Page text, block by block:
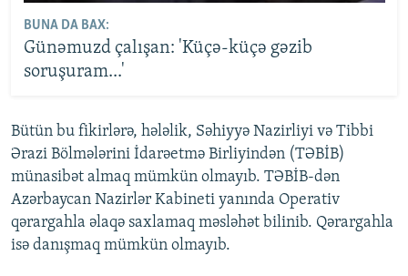
BUNA DA BAX:
Günəmuzd çalışan: 'Küçə-küçə gəzib
soruşuram...'
Bütün bu fikirlərə, hələlik, Səhiyyə Nazirliyi və Tibbi
Ərazi Bölmələrini İdarəetmə Birliyindən (TƏBİB)
münasibət almaq mümkün olmayıb. TƏBİB-dən
Azərbaycan Nazirlər Kabineti yanında Operativ
qərargahla əlaqə saxlamaq məsləhət bilinib. Qərargahla
isə danışmaq mümkün olmayıb.